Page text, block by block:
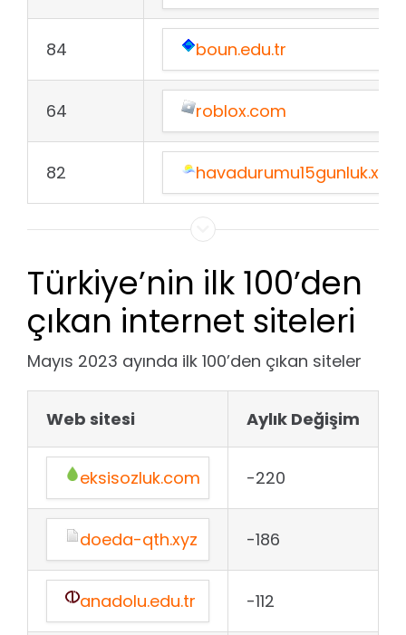
84 boun.edu.tr
64 roblox.com
82 havadurumu15gunluk.xyz
Türkiye’nin ilk 100’den
çıkan internet siteleri
Mayıs 2023 ayında ilk 100’den çıkan siteler
Web sitesi Aylık Değişim
eksisozluk.com -220
doeda-qth.xyz -186
anadolu.edu.tr -112